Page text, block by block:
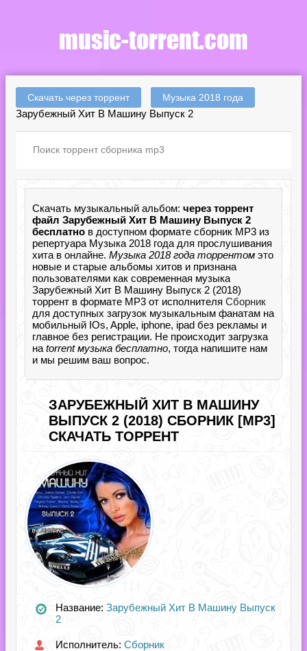
Скачать через торрент Музыка 2018 года
Зарубежный Хит В Машину Выпуск 2
Скачать музыкальный альбом: через торрент
файл Зарубежный Хит В Машину Выпуск 2
бесплатно в доступном формате сборник MP3 из
репертуара Музыка 2018 года для прослушивания
хита в онлайне. Музыка 2018 года торрентом это
новые и старые альбомы хитов и признана
пользователями как современная музыка
Зарубежный Хит В Машину Выпуск 2 (2018)
торрент в формате MP3 от исполнителя Сборник
для доступных загрузок музыкальным фанатам на
мобильный IOs, Apple, iphone, ipad без рекламы и
главное без регистрации. Не происходит загрузка
на torrent музыка бесплатно, тогда напишите нам
и мы решим ваш вопрос.
ЗАРУБЕЖНЫЙ ХИТ В МАШИНУ
ВЫПУСК 2 (2018) СБОРНИК [MP3]
СКАЧАТЬ ТОРРЕНТ
Название: Зарубежный Хит В Машину Выпуск
2
Исполнитель: Сборник